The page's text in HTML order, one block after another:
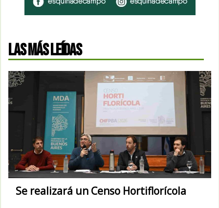
LAS MÁS LEÍDAS
Se realizará un Censo Hortiflorícola